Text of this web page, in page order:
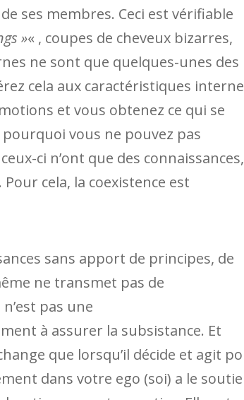
ses membres. Ceci est vérifiable
»« , coupes de cheveux bizarres,
ne sont que quelques-unes des
cela aux caractéristiques
et vous obtenez ce qui se
pourquoi vous ne pouvez pas
ci n’ont que des connaissances,
cela, la coexistence est
sans apport de principes, de
ne transmet pas de
pas une
à assurer la subsistance. Et
que lorsqu’il décide et agit
dans votre ego (soi) a le